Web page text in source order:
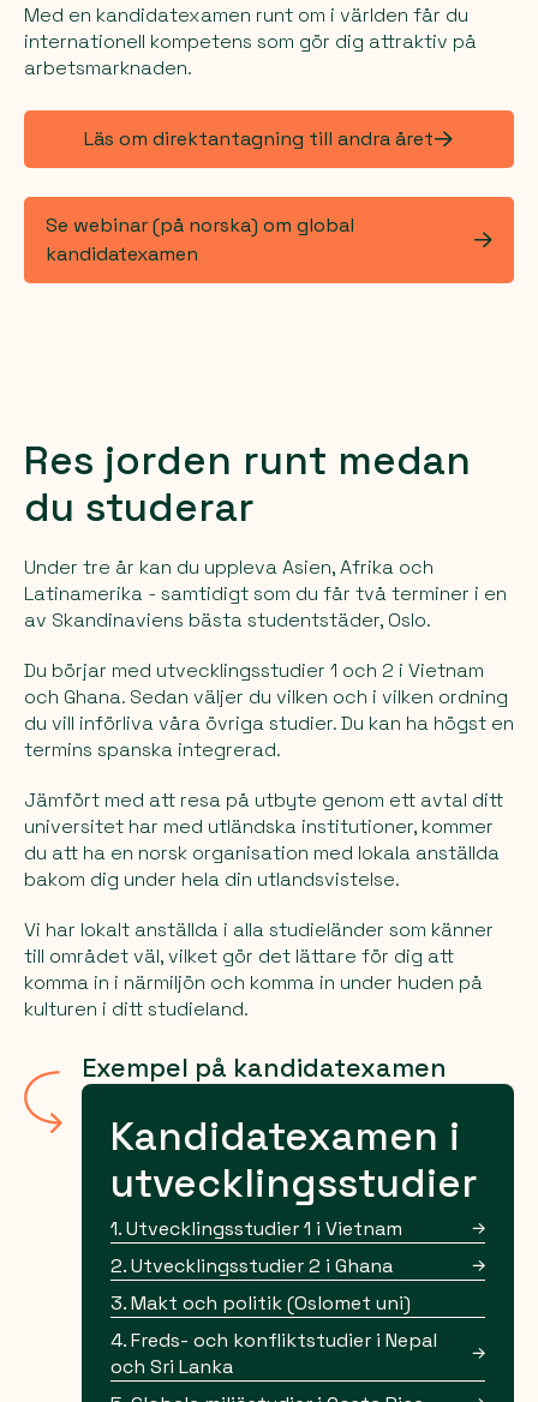
Med en kandidatexamen runt om i världen får du
internationell kompetens som gör dig attraktiv på
arbetsmarknaden.
Läs om direktantagning till andra året
Se webinar (på norska) om global
kandidatexamen
Res jorden runt medan
du studerar
Under tre år kan du uppleva Asien, Afrika och
Latinamerika - samtidigt som du får två terminer i en
av Skandinaviens bästa studentstäder, Oslo.
Du börjar med utvecklingsstudier 1 och 2 i Vietnam
och Ghana. Sedan väljer du vilken och i vilken ordning
du vill införliva våra övriga studier. Du kan ha högst en
termins spanska integrerad.
Jämfört med att resa på utbyte genom ett avtal ditt
universitet har med utländska institutioner, kommer
du att ha en norsk organisation med lokala anställda
bakom dig under hela din utlandsvistelse.
Vi har lokalt anställda i alla studieländer som känner
till området väl, vilket gör det lättare för dig att
komma in i närmiljön och komma in under huden på
kulturen i ditt studieland.
Exempel på kandidatexamen
Kandidatexamen i
utvecklingsstudier
1. Utvecklingsstudier 1 i Vietnam
2. Utvecklingsstudier 2 i Ghana
3. Makt och politik (Oslomet uni)
4. Freds- och konfliktstudier i Nepal
och Sri Lanka